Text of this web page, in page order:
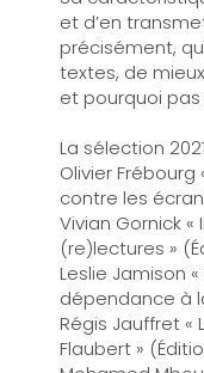
et d’en
précisément,
textes, de
et pourquoi pas
La sélection
Olivier
contre les
Vivian Gornick
(re)lectures »
Leslie Jamison
dépendance à
Régis Jauffret «
Flaubert »